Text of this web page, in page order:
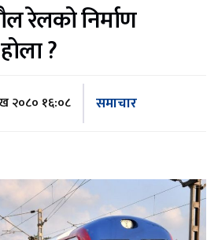
रेलको निर्माण
?
२०८० १६:०८ समाचार